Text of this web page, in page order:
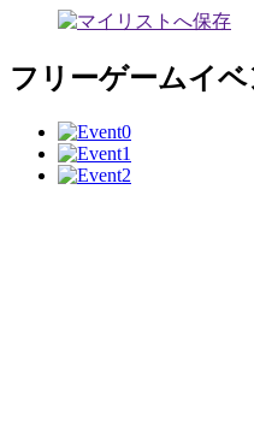
フリーゲームイベ